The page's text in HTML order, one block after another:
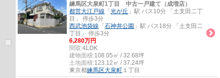
練馬区大泉町1丁目 中古一戸建て（成増店）
都営大江戸線 「 光が丘 」駅 バス10分 「土支田二丁
目」 停歩3分
西武池袋線 「 石神井公園 」駅 バス18分 「土支田二
丁目」 停歩3分
6,280万円
間取:4LDK
建物面積:108.05㎡ / 32.68坪
土地面積:123.12㎡ / 37.24坪
東京都練馬区大泉町 １丁目